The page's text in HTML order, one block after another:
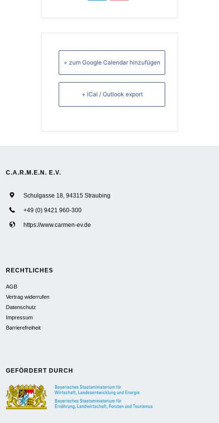
+ zum Google Calendar hinzufügen
+ iCal / Outlook export
C.A.R.M.E.N. E.V.
Schulgasse 18, 94315 Straubing
+49 (0) 9421 960-300
https://www.carmen-ev.de
RECHTLICHES
AGB
Vertrag widerrufen
Datenschutz
Impressum
Barrierefreiheit
GEFÖRDERT DURCH